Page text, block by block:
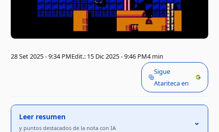
28 Set 2025 - 9:34 PMEdit.: 15 Dic 2025 - 9:46 PM4 min
Sigue
Atariteca en
Leer resumen
y puntos destacados de la nota con IA
⌃